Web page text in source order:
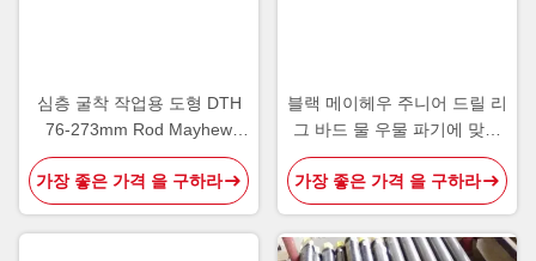
심층 굴착 작업용 도형 DTH
76-273mm Rod Mayhew
Junior Drill Rig 도구
가장 좋은 가격 을 구하라
블랙 메이헤우 주니어 드릴 리
그 바드 물 우물 파기에 맞춤
형
가장 좋은 가격 을 구하라